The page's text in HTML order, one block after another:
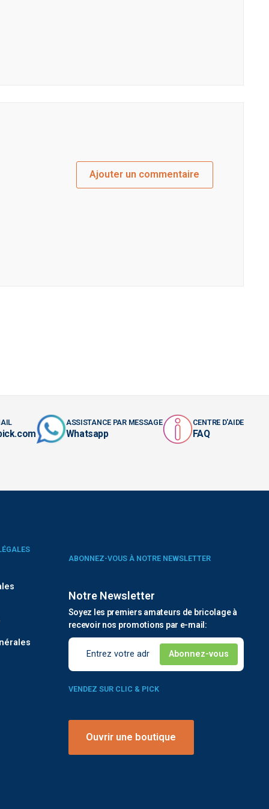
Ajouter un commentaire
ASSISTANCE PAR MESSAGE
Whatsapp
CENTRE D'AIDE
FAQ
ABONNEZ-VOUS À NOTRE NEWSLETTER
Notre Newsletter
Soyez les premiers amateurs de bricolage à
recevoir nos promotions par e-mail:
VENDEZ SUR CLIC & PICK
Ouvrir une boutique